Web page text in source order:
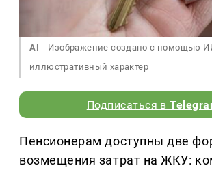
AI
Изображение создано с помощью
иллюстративный характер
Подписаться в
Пенсионерам доступны две
возмещения затрат на ЖКУ: